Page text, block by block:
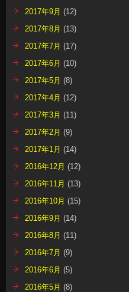
2017年9月 (12)
2017年8月 (13)
2017年7月 (17)
2017年6月 (10)
2017年5月 (8)
2017年4月 (12)
2017年3月 (11)
2017年2月 (9)
2017年1月 (14)
2016年12月 (12)
2016年11月 (13)
2016年10月 (15)
2016年9月 (14)
2016年8月 (11)
2016年7月 (9)
2016年6月 (5)
2016年5月 (8)